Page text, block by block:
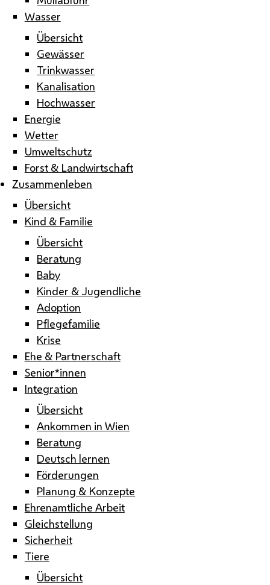
Wasser
Übersicht
Gewässer
Trinkwasser
Kanalisation
Hochwasser
Energie
Wetter
Umweltschutz
Forst & Landwirtschaft
Zusammenleben
Übersicht
Kind & Familie
Übersicht
Beratung
Baby
Kinder & Jugendliche
Adoption
Pflegefamilie
Krise
Ehe & Partnerschaft
Senior*innen
Integration
Übersicht
Ankommen in Wien
Beratung
Deutsch lernen
Förderungen
Planung & Konzepte
Ehrenamtliche Arbeit
Gleichstellung
Sicherheit
Tiere
Übersicht